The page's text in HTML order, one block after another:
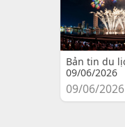
Bản tin du
09/06/2026
09/06/2026